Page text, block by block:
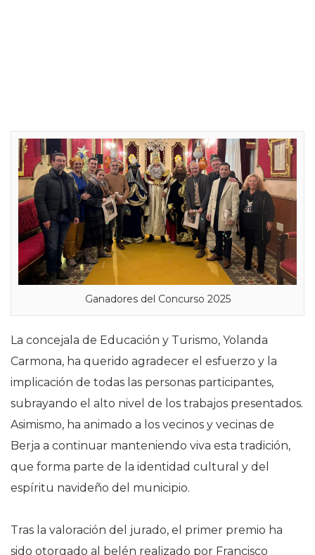
Ganadores del Concurso 2025
La concejala de Educación y Turismo, Yolanda
Carmona, ha querido agradecer el esfuerzo y la
implicación de todas las personas participantes,
subrayando el alto nivel de los trabajos presentados.
Asimismo, ha animado a los vecinos y vecinas de
Berja a continuar manteniendo viva esta tradición,
que forma parte de la identidad cultural y del
espíritu navideño del municipio.
Tras la valoración del jurado, el primer premio ha
sido otorgado al belén realizado por Francisco